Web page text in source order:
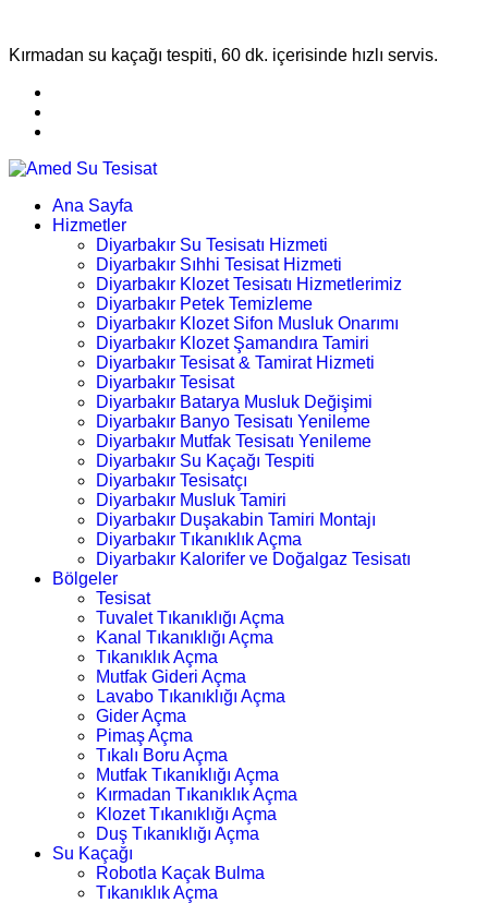
Kırmadan su kaçağı tespiti, 60 dk. içerisinde hızlı servis.
Ana Sayfa
Hizmetler
Diyarbakır Su Tesisatı Hizmeti
Diyarbakır Sıhhi Tesisat Hizmeti
Diyarbakır Klozet Tesisatı Hizmetlerimiz
Diyarbakır Petek Temizleme
Diyarbakır Klozet Sifon Musluk Onarımı
Diyarbakır Klozet Şamandıra Tamiri
Diyarbakır Tesisat & Tamirat Hizmeti
Diyarbakır Tesisat
Diyarbakır Batarya Musluk Değişimi
Diyarbakır Banyo Tesisatı Yenileme
Diyarbakır Mutfak Tesisatı Yenileme
Diyarbakır Su Kaçağı Tespiti
Diyarbakır Tesisatçı
Diyarbakır Musluk Tamiri
Diyarbakır Duşakabin Tamiri Montajı
Diyarbakır Tıkanıklık Açma
Diyarbakır Kalorifer ve Doğalgaz Tesisatı
Bölgeler
Tesisat
Tuvalet Tıkanıklığı Açma
Kanal Tıkanıklığı Açma
Tıkanıklık Açma
Mutfak Gideri Açma
Lavabo Tıkanıklığı Açma
Gider Açma
Pimaş Açma
Tıkalı Boru Açma
Mutfak Tıkanıklığı Açma
Kırmadan Tıkanıklık Açma
Klozet Tıkanıklığı Açma
Duş Tıkanıklığı Açma
Su Kaçağı
Robotla Kaçak Bulma
Tıkanıklık Açma